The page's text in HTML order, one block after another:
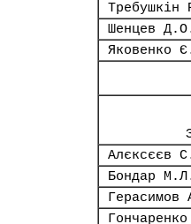
Требушкін
Шенцев
Яковенко
Алєксєєв
Бондар
Герасимов